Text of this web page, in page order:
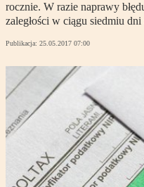
rocznie. W razie naprawy
zaległości w ciągu siedmiu
Publikacja: 25.05.2017 07:00